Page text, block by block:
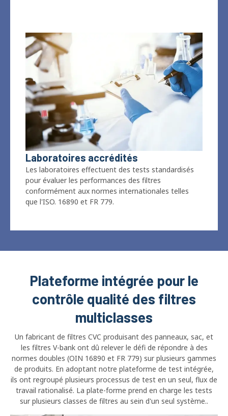
Laboratoires accrédités
Les laboratoires effectuent des tests standardisés
pour évaluer les performances des filtres
conformément aux normes internationales telles
que l'ISO. 16890 et FR 779.
Plateforme intégrée pour le
contrôle qualité des filtres
multiclasses
Un fabricant de filtres CVC produisant des panneaux, sac, et
les filtres V-bank ont ​​dû relever le défi de répondre à des
normes doubles (OIN 16890 et FR 779) sur plusieurs gammes
de produits. En adoptant notre plateforme de test intégrée,
ils ont regroupé plusieurs processus de test en un seul, flux de
travail rationalisé. La plate-forme prend en charge les tests
sur plusieurs classes de filtres au sein d'un seul système..